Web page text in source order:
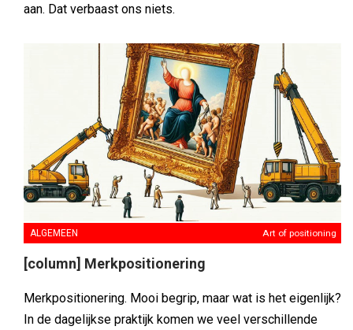
aan. Dat verbaast ons niets.
ALGEMEEN Art of positioning
[column] Merkpositionering
Merkpositionering. Mooi begrip, maar wat is het eigenlijk?
In de dagelijkse praktijk komen we veel verschillende